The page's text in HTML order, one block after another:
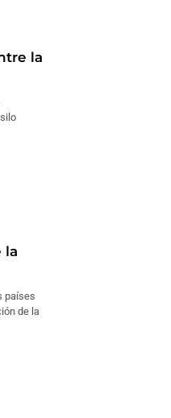
la
la
países
de la